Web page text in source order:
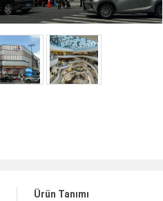
Ürün Tanımı